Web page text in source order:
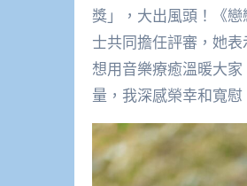
獎」，大出風頭！《
士共同擔任評審，她
想用音樂療癒溫暖大
量，我深感榮幸和寬慰